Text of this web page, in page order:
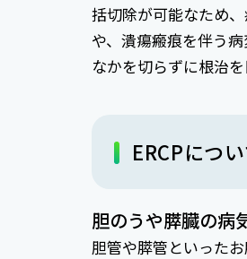
括切除が可能なため
や、潰瘍瘢痕を伴う
なかを切らずに根治
ERCPにつ
胆のうや膵臓の病
胆管や膵管といった